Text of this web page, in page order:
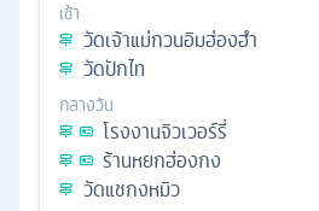
เช้า
วัดเจ้าแม่กวนอิมฮ่องฮำ
วัดปักไท
กลางวัน
โรงงานจิวเวอร์รี่
ร้านหยกฮ่องกง
วัดแชกงหมิว